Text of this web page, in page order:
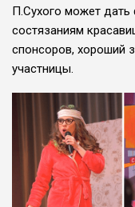
П.Сухого может дать
состязаниям
спонсоров, хороший
участницы.